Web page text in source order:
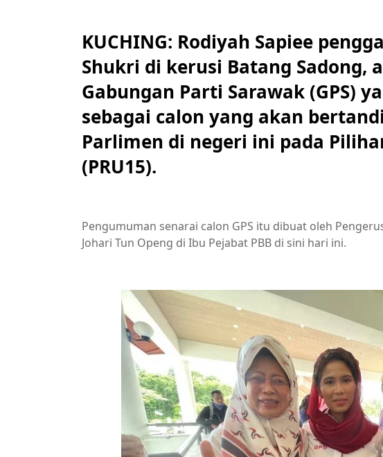
KUCHING: Rodiyah Sapiee
Shukri di kerusi Batang Sadong,
Gabungan Parti Sarawak (GPS)
sebagai calon yang akan
Parlimen di negeri ini pada
(PRU15).
Pengumuman senarai calon GPS itu dibuat oleh
Johari Tun Openg di Ibu Pejabat PBB di sini hari ini.